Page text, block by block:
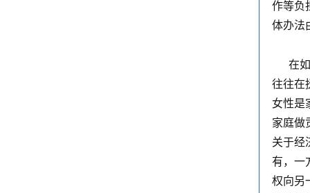
作等负
体办法
在
往往在
女性是
家庭做
关于经
有，一
权向另